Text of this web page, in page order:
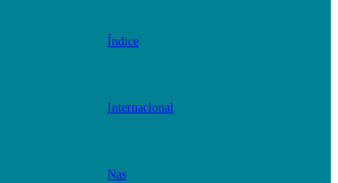
Índice
Internacional
Nas